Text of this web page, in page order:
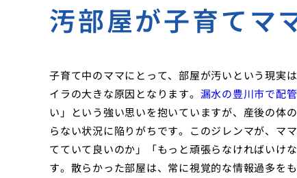
汚部屋が子育てマ
子育て中のママにとって、部屋が汚いという現実
イラの大きな原因となります。 漏水の豊川市で配
い」という強い思いを抱いていますが、産後の体
らない状況に陥りがちです。このジレンマが、マ
てていて良いのか」「もっと頑張らなければいけ
す。散らかった部屋は、常に視覚的な情報過多を